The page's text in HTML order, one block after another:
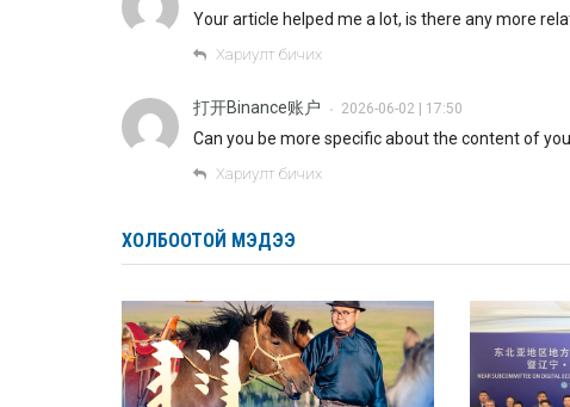
Your article helped me a lot, is there any more
Хариулт бичих
打开Binance账户 • 2026-06-02 | 17:50
Can you be more specific about the content of
Хариулт бичих
ХОЛБООТОЙ МЭДЭЭ